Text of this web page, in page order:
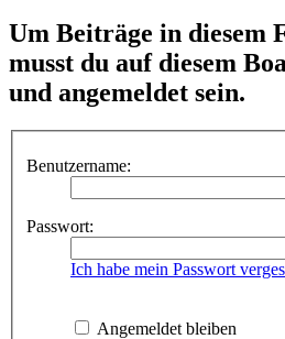
Um Beiträge in diesem
musst du auf diesem
und angemeldet sein.
Benutzername:
Passwort:
Ich habe mein Passwort
Angemeldet bleiben